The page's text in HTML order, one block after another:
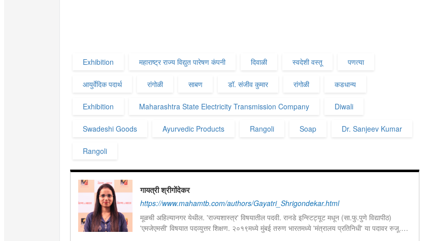
Exhibition महाराष्ट्र राज्य विद्युत पारेषण कंपनी दिवाळी स्वदेशी वस्तू पणत्या
आयुर्वेदिक पदार्थ रांगोळी साबण डॉ. संजीव कुमार रांगोळी कडधान्य
Exhibition Maharashtra State Electricity Transmission Company Diwali
Swadeshi Goods Ayurvedic Products Rangoli Soap Dr. Sanjeev Kumar
Rangoli
गायत्री श्रीगोंदेकर
https://www.mahamtb.com/authors/Gayatri_Shrigondekar.html
मूळची अहिल्यानगर येथील. 'राज्यशास्त्र' विषयातील पदवी. रानडे इन्स्टिट्यूट मधून (सा.फु.पुणे विद्यापीठ)
'एमजेएमसी' विषयात पदव्युत्तर शिक्षण. २०१९मध्ये मुंबई तरुण भारतमध्ये 'मंत्रालय प्रतिनिधी' या पदावर रुजू.